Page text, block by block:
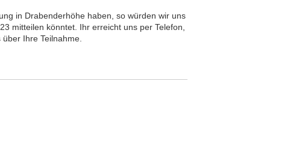
in Drabenderhöhe haben, so würden wir uns
mitteilen könntet. Ihr erreicht uns per Telefon,
Ihre Teilnahme.